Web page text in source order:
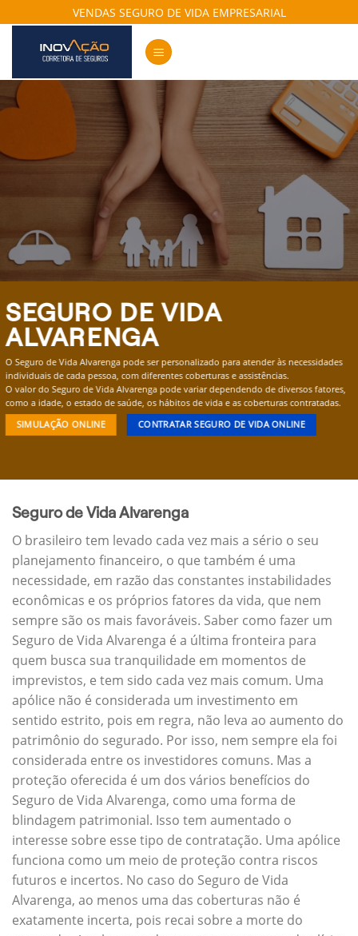
to
content
VENDAS SEGURO DE VIDA EMPRESARIAL
SEGURO DE VIDA
ALVARENGA
O Seguro de Vida Alvarenga pode ser personalizado para atender às necessidades
individuais de cada pessoa, com diferentes coberturas e assistências.
O valor do Seguro de Vida Alvarenga pode variar dependendo de diversos fatores,
como a idade, o estado de saúde, os hábitos de vida e as coberturas contratadas.
SIMULAÇÃO ONLINE CONTRATAR SEGURO DE VIDA ONLINE
Seguro de Vida Alvarenga
O brasileiro tem levado cada vez mais a sério o seu
planejamento financeiro, o que também é uma
necessidade, em razão das constantes instabilidades
econômicas e os próprios fatores da vida, que nem
sempre são os mais favoráveis. Saber como fazer um
Seguro de Vida Alvarenga é a última fronteira para
quem busca sua tranquilidade em momentos de
imprevistos, e tem sido cada vez mais comum. Uma
apólice não é considerada um investimento em
sentido estrito, pois em regra, não leva ao aumento do
patrimônio do segurado. Por isso, nem sempre ela foi
considerada entre os investidores comuns. Mas a
proteção oferecida é um dos vários benefícios do
Seguro de Vida Alvarenga, como uma forma de
blindagem patrimonial. Isso tem aumentado o
interesse sobre esse tipo de contratação. Uma apólice
funciona como um meio de proteção contra riscos
futuros e incertos. No caso do Seguro de Vida
Alvarenga, ao menos uma das coberturas não é
exatamente incerta, pois recai sobre a morte do